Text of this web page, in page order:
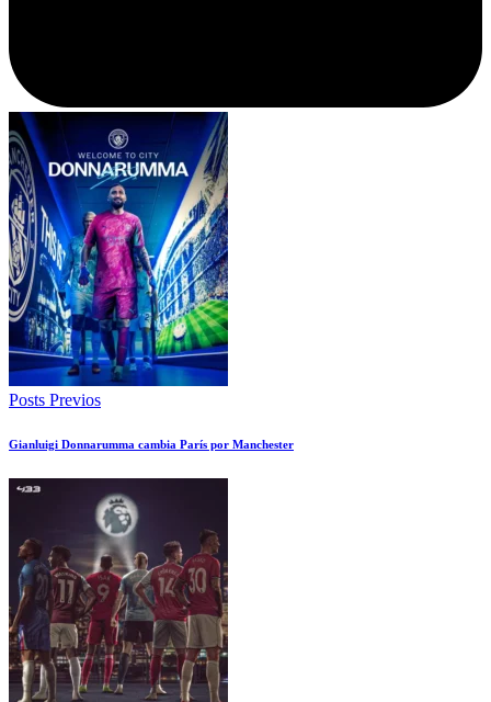
Posts Previos
Gianluigi Donnarumma cambia París por Manchester